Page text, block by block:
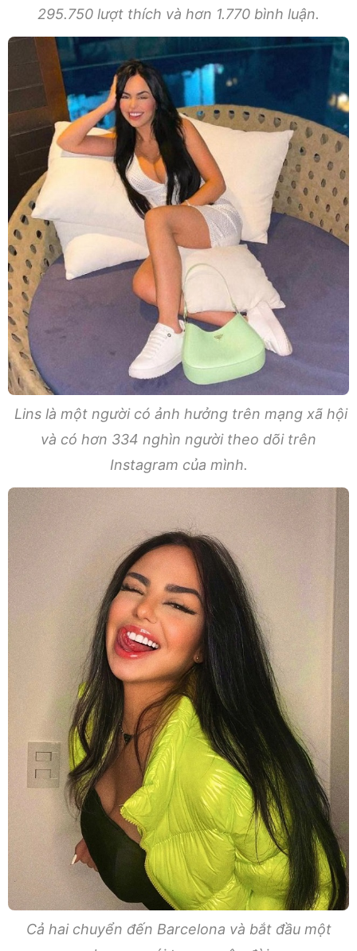
295.750 lượt thích và hơn 1.770 bình luận.
Lins là một người có ảnh hưởng trên mạng xã hội
và có hơn 334 nghìn người theo dõi trên
Instagram của mình.
Cả hai chuyển đến Barcelona và bắt đầu một